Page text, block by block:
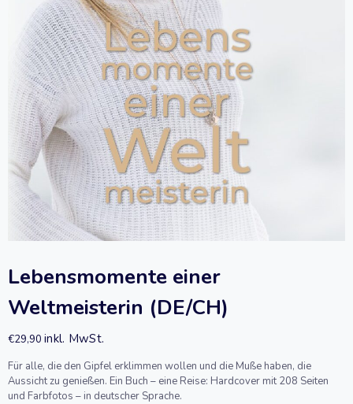
Lebensmomente einer
Weltmeisterin (DE/CH)
€29,90 inkl. MwSt.
Für alle, die den Gipfel erklimmen wollen und die Muße haben, die
Aussicht zu genießen. Ein Buch – eine Reise: Hardcover mit 208 Seiten
und Farbfotos – in deutscher Sprache.